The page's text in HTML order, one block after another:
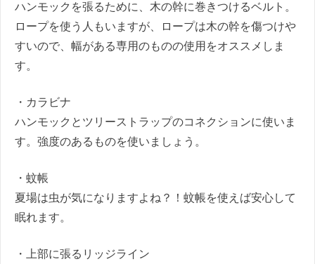
ハンモックを張るために、木の幹に巻きつけるベルト。
ロープを使う人もいますが、ロープは木の幹を傷つけや
すいので、幅がある専用のものの使用をオススメしま
す。
・カラビナ
ハンモックとツリーストラップのコネクションに使いま
す。強度のあるものを使いましょう。
・蚊帳
夏場は虫が気になりますよね？！蚊帳を使えば安心して
眠れます。
・上部に張るリッジライン